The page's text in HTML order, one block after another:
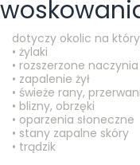
dotyczy okolic na
• żylaki
• rozszerzone
• zapalenie żył
• świeże rany,
• blizny, obrzęki
• oparzenia słoneczne
• stany zapalne skóry
• trądzik